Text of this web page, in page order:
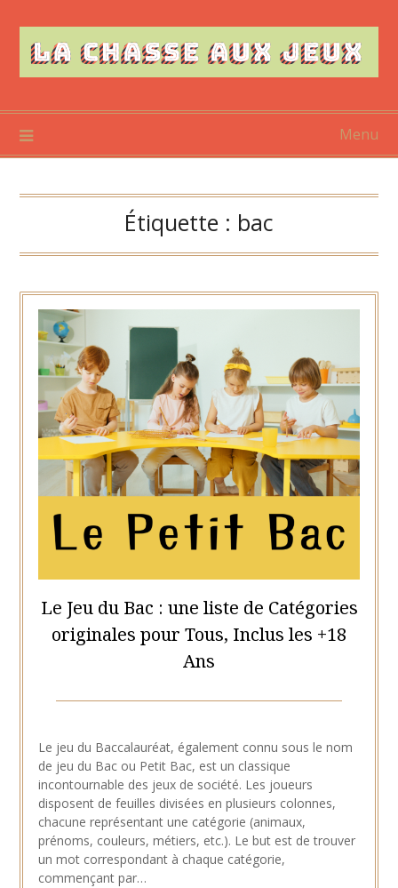
content
Menu
Étiquette : bac
Le Jeu du Bac : une liste de Catégories
originales pour Tous, Inclus les +18
Ans
20
août
2024
Le jeu du Baccalauréat, également connu sous le nom
de jeu du Bac ou Petit Bac, est un classique
incontournable des jeux de société. Les joueurs
disposent de feuilles divisées en plusieurs colonnes,
chacune représentant une catégorie (animaux,
prénoms, couleurs, métiers, etc.). Le but est de trouver
un mot correspondant à chaque catégorie,
commençant par…